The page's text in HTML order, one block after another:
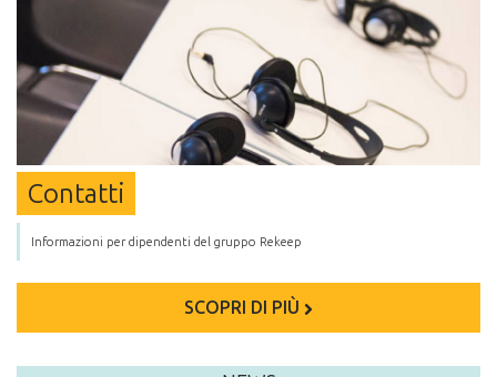
Contatti
Informazioni per dipendenti del gruppo Rekeep
SCOPRI DI PIÙ